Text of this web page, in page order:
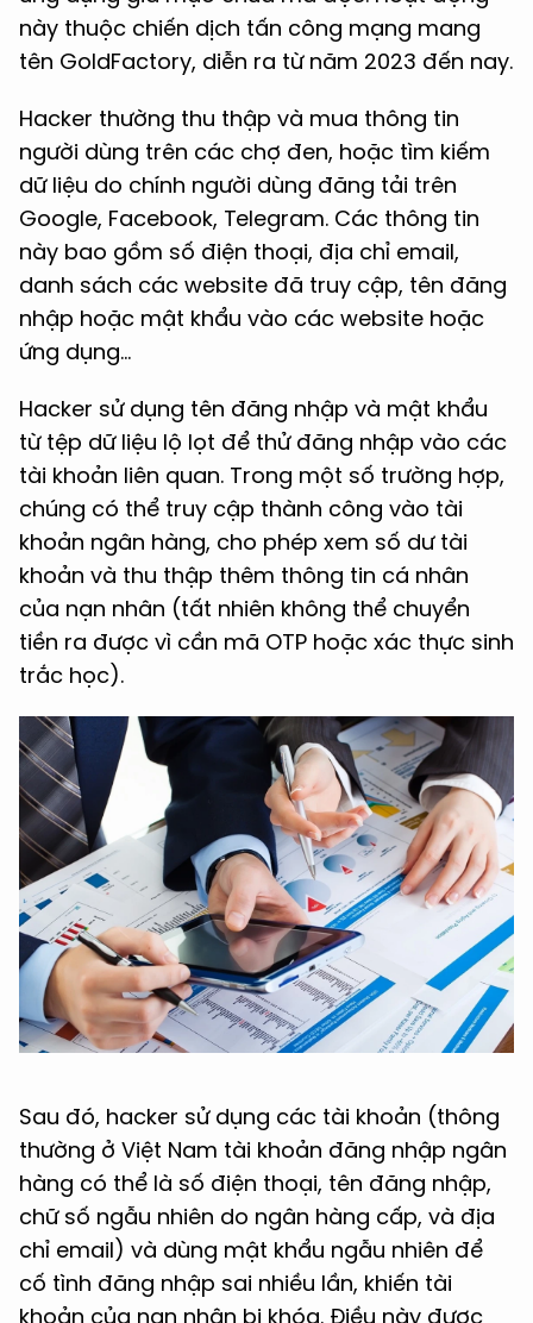
này thuộc chiến dịch tấn công mạng mang
tên GoldFactory, diễn ra từ năm 2023 đến nay.
Hacker thường thu thập và mua thông tin
người dùng trên các chợ đen, hoặc tìm kiếm
dữ liệu do chính người dùng đăng tải trên
Google, Facebook, Telegram. Các thông tin
này bao gồm số điện thoại, địa chỉ email,
danh sách các website đã truy cập, tên đăng
nhập hoặc mật khẩu vào các website hoặc
ứng dụng...
Hacker sử dụng tên đăng nhập và mật khẩu
từ tệp dữ liệu lộ lọt để thử đăng nhập vào các
tài khoản liên quan. Trong một số trường hợp,
chúng có thể truy cập thành công vào tài
khoản ngân hàng, cho phép xem số dư tài
khoản và thu thập thêm thông tin cá nhân
của nạn nhân (tất nhiên không thể chuyển
tiền ra được vì cần mã OTP hoặc xác thực sinh
trắc học).
Sau đó, hacker sử dụng các tài khoản (thông
thường ở Việt Nam tài khoản đăng nhập ngân
hàng có thể là số điện thoại, tên đăng nhập,
chữ số ngẫu nhiên do ngân hàng cấp, và địa
chỉ email) và dùng mật khẩu ngẫu nhiên để
cố tình đăng nhập sai nhiều lần, khiến tài
khoản của nạn nhân bị khóa. Điều này được